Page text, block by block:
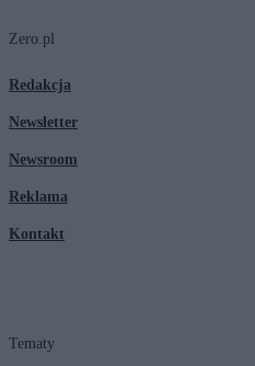
Zero.pl
Redakcja
Newsletter
Newsroom
Reklama
Kontakt
Tematy